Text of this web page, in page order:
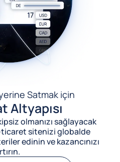
Satmak için
Altyapısı
olmanızı sağlayacak
sitenizi globalde
edinin ve kazancınızı